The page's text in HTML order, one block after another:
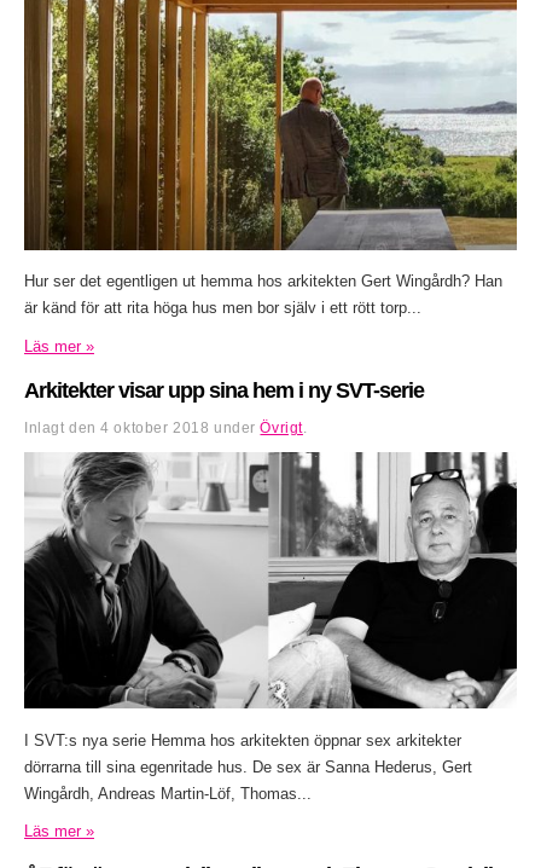
Hur ser det egentligen ut hemma hos arkitekten Gert Wingårdh? Han
är känd för att rita höga hus men bor själv i ett rött torp...
Läs mer »
Arkitekter visar upp sina hem i ny SVT-serie
Inlagt den4 oktober 2018 underÖvrigt.
I SVT:s nya serie Hemma hos arkitekten öppnar sex arkitekter
dörrarna till sina egenritade hus. De sex är Sanna Hederus, Gert
Wingårdh, Andreas Martin-Löf, Thomas...
Läs mer »